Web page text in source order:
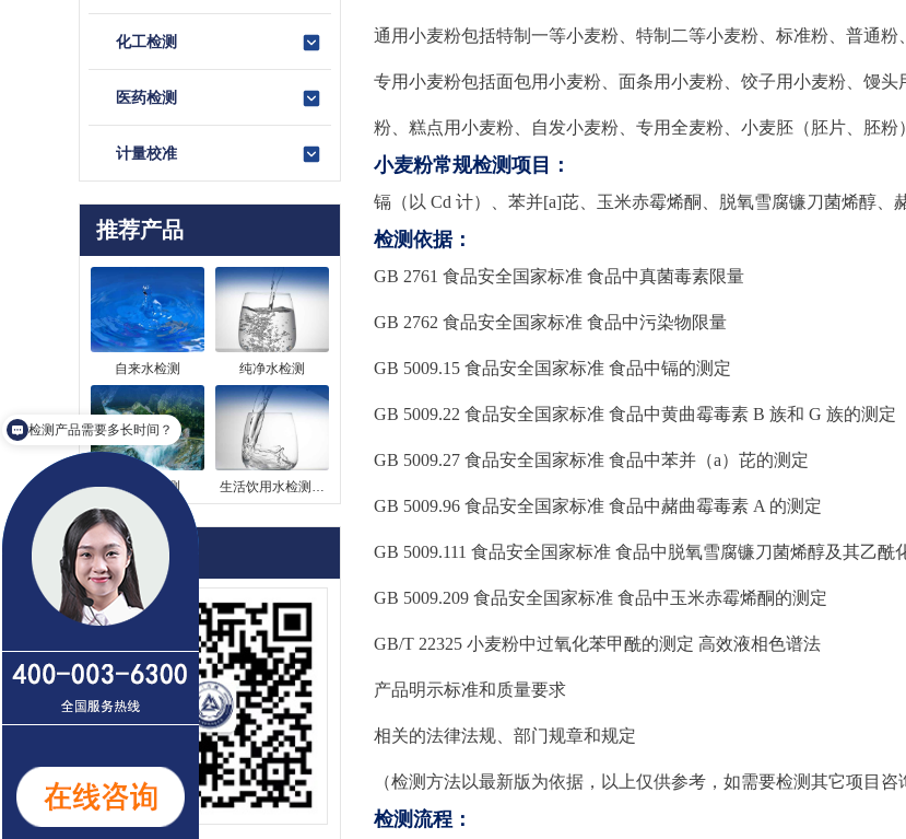
化工检测
医药检测
计量校准
推荐产品
自来水检测 纯净水检测
山泉水检测 生活饮用水检测…
联系我们
通用小麦粉包括特制一等小麦粉、特制二等小麦粉、标准粉、普通粉
专用小麦粉包括面包用小麦粉、面条用小麦粉、饺子用小麦粉、馒
粉、糕点用小麦粉、自发小麦粉、专用全麦粉、小麦胚（胚片、胚粉
小麦粉常规检测项目：
镉（以 Cd 计）、苯并[a]芘、玉米赤霉烯酮、脱氧雪腐镰刀菌烯醇、
检测依据：
GB 2761 食品安全国家标准 食品中真菌毒素限量
GB 2762 食品安全国家标准 食品中污染物限量
GB 5009.15 食品安全国家标准 食品中镉的测定
GB 5009.22 食品安全国家标准 食品中黄曲霉毒素 B 族和 G 族的测定
GB 5009.27 食品安全国家标准 食品中苯并（a）芘的测定
GB 5009.96 食品安全国家标准 食品中赭曲霉毒素 A 的测定
GB 5009.111 食品安全国家标准 食品中脱氧雪腐镰刀菌烯醇及其乙酰
GB 5009.209 食品安全国家标准 食品中玉米赤霉烯酮的测定
GB/T 22325 小麦粉中过氧化苯甲酰的测定 高效液相色谱法
产品明示标准和质量要求
相关的法律法规、部门规章和规定
（检测方法以最新版为依据，以上仅供参考，如需要检测其它项目咨
检测流程：
检测产品需要多长时间？
你们是怎么收费的呢